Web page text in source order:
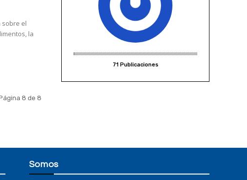
sobre el
la
8 de 8
71 Publicaciones
Somos